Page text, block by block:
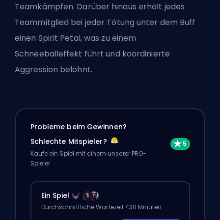
Teamkämpfen. Darüber hinaus erhält jedes
Teammitglied bei jeder Tötung unter dem Buff
einen Spirit Petal, was zu einem
Schneeballeffekt führt und koordinierte
Aggression belohnt.
Probleme beim Gewinnen?
Schlechte Mitspieler?
Kaufe ein Spiel mit einem unserer PRO-
Spieler.
Ein Spiel
Durchschnittliche Wartezeit <30 Minuten